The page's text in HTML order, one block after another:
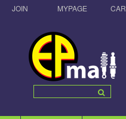
JOIN MYPAGE